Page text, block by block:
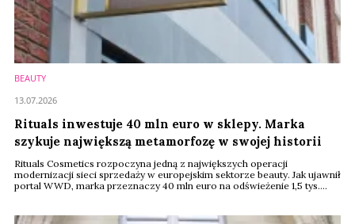
BEAUTY
Rituals inwestuje 40 mln euro w sklepy. Marka
szykuje największą metamorfozę w swojej historii
Rituals Cosmetics rozpoczyna jedną z największych operacji
modernizacji sieci sprzedaży w europejskim sektorze beauty. Jak ujawnił
portal WWD, marka przeznaczy 40 mln euro na odświeżenie 1,5 tys.
premium, makijażu i pielęgnacji skóry.
13.07.2026